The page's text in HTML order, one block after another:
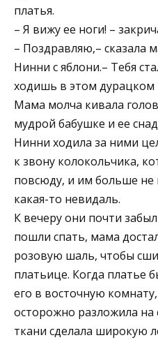
платья.
– Я вижу ее ноги! –
– Поздравляю,– сказала
Нинни с яблони.– Тебя
ходишь в этом дурацком
Мама молча кивала
мудрой бабушке и ее
Нинни ходила за ними
к звону колокольчика,
повсюду, и им больше не
какая-то невидаль.
К вечеру они почти
пошли спать, мама
розовую шаль, чтобы
платьице. Когда платье
его в восточную
осторожно разложила на
ткани сделала широкую